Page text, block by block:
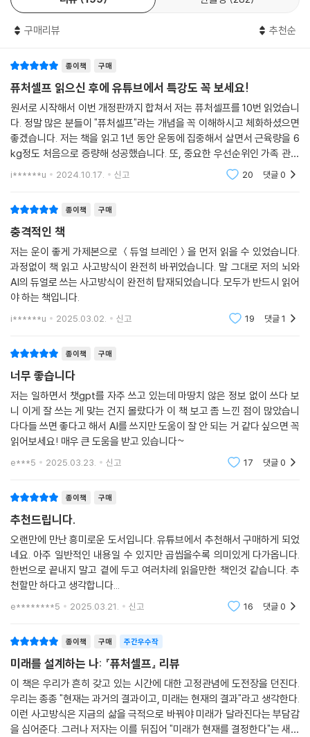
선순위를 정했다고 생각해보자. 각각의 우선순위마다 구체적인 목표도 함
고, 가족과 더 많은 시간을 보내려고 애쓸 것이다. 불필요한 소비를 줄이며
자산을 늘리기 위해 더욱 절약할 것이다. 운동을 시작하거나 올바른 식습
관을 유지하며 건강에 신경쓸 것이다. 저자는 목표를 향해 가기보다 목표
라는 지점에서 생각하고 행동하면 우리의 뇌는 저절로 그렇게 작동한다고
강조한다.
이렇듯 현재와 미래를 더 가치 있게 바꾸고 싶다면, 자신이 되고 싶은 ‘미래
7가지’를 경계하고, ‘진실 7가지’를 마음에 새기고, ‘미래의 내가 되는 7단
계’ 지침을 따른다면, 훨씬 더 빠르고 확실하게 목표에 도달할 수 있을 것이
다.
역자 후기
이 책을 통해 ‘퓨처 셀프’라는 개념을 알게 되면서 한국의 젊은 세대가 왜
결혼을 포기해버리고 좋은 일자리를 얻기 위해 노력하지 않는지 이해할 수
모습으로 그리면 현재 삶이 달라진다. 고되게 살아가는 퓨처 셀프가 아니
라 찬란한 삶을 누리는 퓨처 셀프로 그려야 한다. 이 책에서는 자신이 원하
는 퓨처 셀프가 되는 방법을 친절하게 알려준다. 머릿속으로 생생하게 그
린 미래는 현재를 바꾸고, 그렇게 바뀐 현재는 미래를 바꾼다. 그렇기에 퓨
처 셀프는 그야말로 혁명이다.
혁명 같은 이 개념을 우리말로 옮겨 독자들에게 전할 수 있어서 영광이었
다. 주변의 수많은 사람이 찬란하게 빛나는 퓨처 셀프로 살아가는 상상을
해본다. 그보다 경이로운 세상이 또 있을까!
이 책을 본 독자들의 후기
2023년 10월 20일, 이 책을 10독 한 후 2023년 말에 50독을 하였습니
다. 책 내용 대부분이 공감되어 매일 삶에 적용하고 싶은 마음에 50독까지
하게 됐습니다. 읽을 때마다 마치 보물상자(퓨처 셀프)에서 새로운 보물을
발견하고 꺼내는 듯한 재미를 느꼈고, 목표를 달성하기 위한 기준을 설정
하는 데 많은 깨달음을 얻었습니다.
프롤로그를 읽고 ‘우와’ 감탄사와 함께 온몸에 전율을 느끼고 벅찬 감동을
참을 수가 없었습니다. 짧지만 임팩트 있고, 많은 내용이 함축되어 있음에
도 쉽게 읽힙니다. 지금 저의 뜨거운 감정이 글로는 표현이 잘 안 되네요.
이 책이 변화의 시작점이 될 것입니다.
_안근호님
구매리뷰 추천순
종이책 구매
퓨처셀프 읽으신 후에 유튜브에서 특강도 꼭 보세요!
원서로 시작해서 이번 개정판까지 합쳐서 저는 퓨처셀프를 10번 읽었습니
다. 정말 많은 분들이 "퓨처셀프"라는 개념을 꼭 이해하시고 체화하셨으면
좋겠습니다. 저는 책을 읽고 1년 동안 운동에 집중해서 살면서 근육량을 6
kg정도 처음으로 증량해 성공했습니다. 또, 중요한 우선순위인 가족 관계
도 더욱 좋아졌습니다. 그리고 요즘은 마이 퓨처셀프 노트에 영어 우선순
i******u 2024.10.17. 신고 20 댓글0
종이책 구매
충격적인 책
저는 운이 좋게 가제본으로 ＜듀얼 브레인＞을 먼저 읽을 수 있었습니다.
과정없이 책 읽고 사고방식이 완전히 바뀌었습니다. 말 그대로 저의 뇌와
AI의 듀얼로 쓰는 사고방식이 완전히 탑재되었습니다. 모두가 반드시 읽어
야 하는 책입니다.
i******u 2025.03.02. 신고 19 댓글1
종이책 구매
너무 좋습니다
저는 일하면서 챗gpt를 자주 쓰고 있는데 마땅치 않은 정보 없이 쓰다 보
니 이게 잘 쓰는 게 맞는 건지 몰랐다가 이 책 보고 좀 느낀 점이 많았습니
다다들 쓰면 좋다고 해서 AI를 쓰지만 도움이 잘 안 되는 거 같다 싶으면 꼭
읽어보세요! 매우 큰 도움을 받고 있습니다~
e***5 2025.03.23. 신고 17 댓글0
종이책 구매
추천드립니다.
오랜만에 만난 흥미로운 도서입니다. 유튜브에서 추천해서 구매하게 되었
네요. 아주 일반적인 내용일 수 있지만 곱씹을수록 의미있게 다가옵니다.
한번으로 끝내지 말고 곁에 두고 여러차례 읽을만한 책인것 같습니다. 추
천할만 하다고 생각합니다...
e********5 2025.03.21. 신고 16 댓글0
종이책 구매 주간우수작
미래를 설계하는 나: 『퓨처셀프』 리뷰
이 책은 우리가 흔히 갖고 있는 시간에 대한 고정관념에 도전장을 던진다.
우리는 종종 "현재는 과거의 결과이고, 미래는 현재의 결과"라고 생각한다.
이런 사고방식은 지금의 삶을 극적으로 바꿔야 미래가 달라진다는 부담감
을 심어준다. 그러나 저자는 이를 뒤집어 "미래가 현재를 결정한다"는 새로